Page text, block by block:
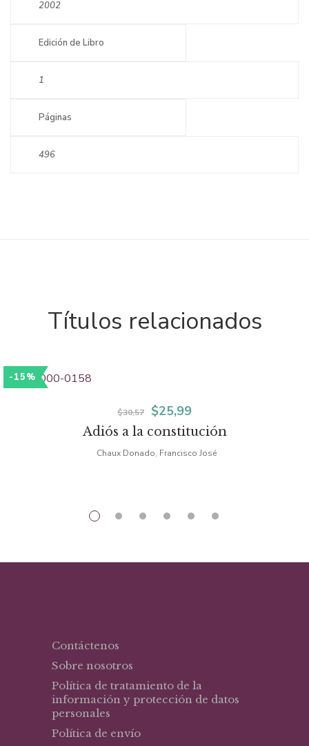
2002
Edición de Libro
1
Páginas
496
Títulos relacionados
-15%
Adiós a la constitución
$30,57
El
precio
original
$30,57.
$25,99El
precio
actual
$25,99.
Chaux Donado, Francisco José
Contáctenos
Sobre nosotros
Política de tratamiento de la
información y protección de datos
personales
Política de envío